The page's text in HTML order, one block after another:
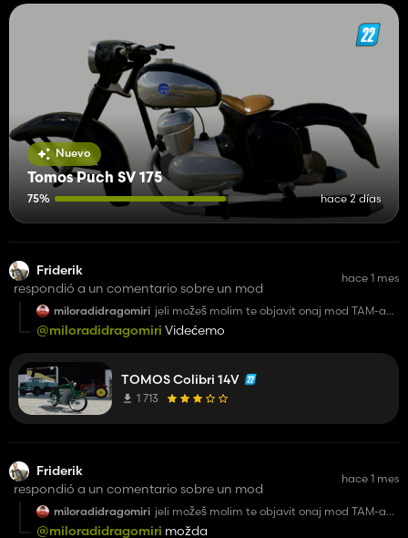
Nuevo
Tomos Puch SV 175
75% hace 2 días
Friderik
respondió a un comentario sobre un mod
hace 1 mes
miloradidragomiri jeli možeš molim te objavit onaj mod TAM-a
5500 iz pozadine
@miloradidragomiri Videćemo
TOMOS Colibri 14V
1 713
Friderik
respondió a un comentario sobre un mod
hace 1 mes
miloradidragomiri jeli možeš molim te objavit onaj mod TAM-a
5500 iz pozadine
@miloradidragomiri možda